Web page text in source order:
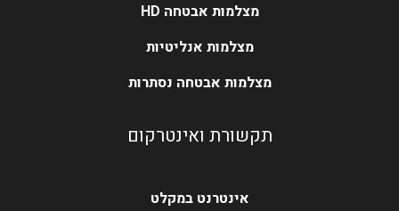
מצלמות אבטחה HD
מצלמות אנליטיות
מצלמות אבטחה נסתרות
תקשורת ואינטרקום
אינטרנט במקלט